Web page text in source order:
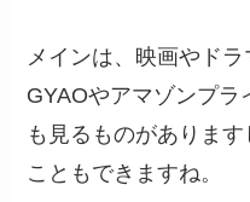
メインは、映画やド
GYAOやアマゾンプ
も見るものがあります
こともできますね。